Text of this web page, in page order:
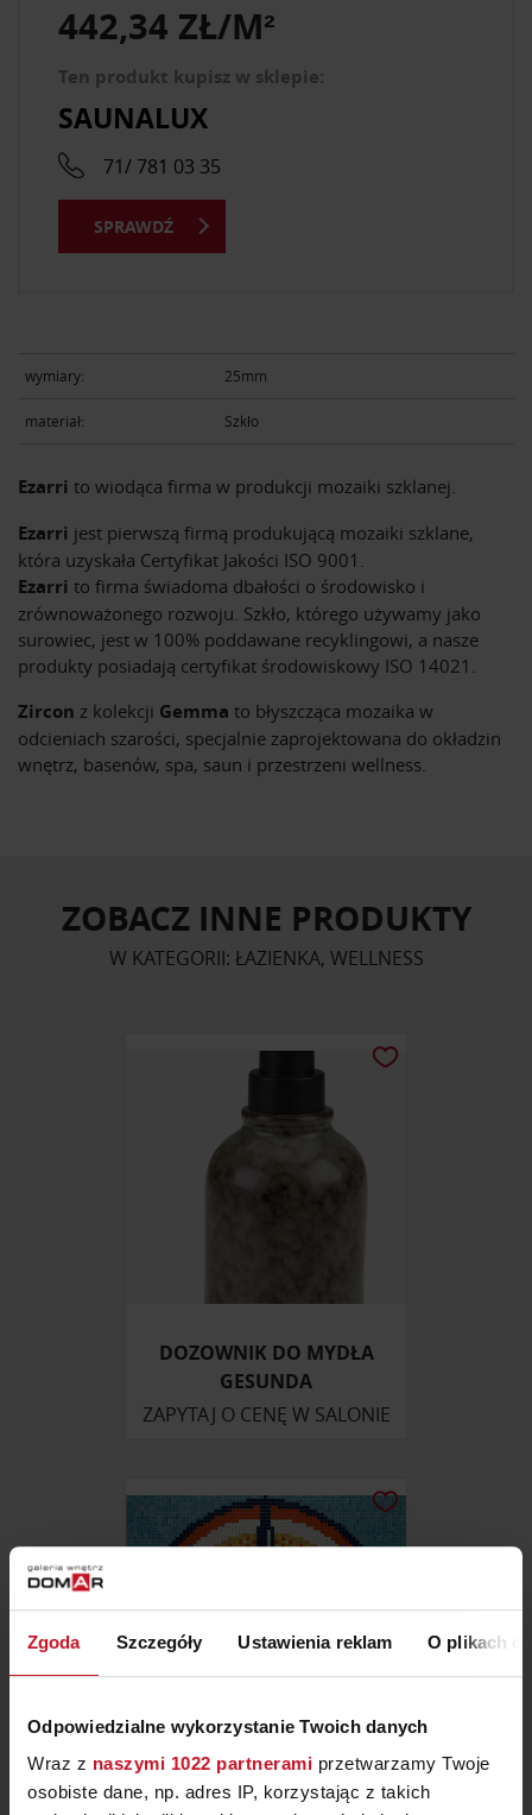
Zgoda Szczegóły Ustawienia reklam O plikach
Odpowiedzialne wykorzystanie Twoich danych
Wraz z naszymi 1022 partnerami przetwarzamy Twoje
osobiste dane, np. adres IP, korzystając z takich
wymiary: 25mm
materiał: Szkło
Ezarri to wiodąca firma w produkcji mozaiki szklanej.
Ezarri jest pierwszą firmą produkującą mozaiki szklane,
która uzyskała Certyfikat Jakości ISO 9001.
Ezarri to firma świadoma dbałości o środowisko i
zrównoważonego rozwoju. Szkło, którego używamy jako
surowiec, jest w 100% poddawane recyklingowi, a nasze
produkty posiadają certyfikat środowiskowy ISO 14021.
Zircon z kolekcji Gemma to błyszcząca mozaika w
odcieniach szarości, specjalnie zaprojektowana do okładzin
wnętrz, basenów, spa, saun i przestrzeni wellness.
442,34 ZŁ/M²
Ten produkt kupisz w sklepie:
SAUNALUX
71/ 781 03 35
SPRAWDŹ
ZOBACZ INNE PRODUKTY
W KATEGORII: ŁAZIENKA, WELLNESS
DOZOWNIK DO MYDŁA
GESUNDA
ZAPYTAJ O CENĘ W SALONIE
MOZAIKA PIXEL MOSAIC (D-